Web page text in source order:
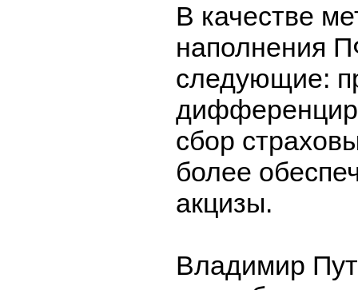
В качестве
наполнения
следующие:
сбор
более
акцизы.
Владимир